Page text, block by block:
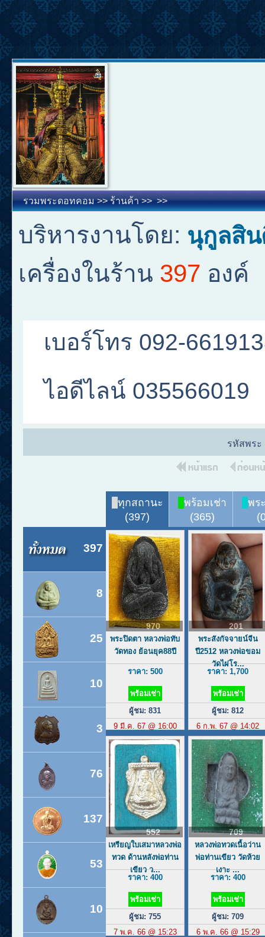
รวมพระดอทคอม>>ร้านค้า>>>>
บริหารงานโดย: นุกูลสิ
เครื่องในร้าน 397 องค์
เบอร์โทร 092-
ไอดีไลน์ 035566019
รหัสพระ
ทุกสถานะ
(397)
พร้อมเช่า
(365)
พร
397
8
25
10
3
76
137
53
10
970
พระปิดตา หลวงพ่อทับ
วัดทอง ย้อนยุค88ปี
ราคา: 500
พร้อมเช่า
ผู้ชม: 831
9 มี.ค. 67 @ 16:00
201
พระสังกัจจายน์จีน
ปี2512 หลวงพ่อขอม
วัดไผ่โร...
ราคา: 1,700
พร้อมเช่า
ผู้ชม: 812
6 ก.พ. 67 @ 14:02
552
เหรียญใบเสมาหลวงพ่อ
ทวด ด้านหลังพ่อท่าน
เขียว ว...
ราคา: 400
พร้อมเช่า
ผู้ชม: 755
7 พ.ค. 66 @ 15:23
709
หลวงพ่อทวดเนื้อว่าน
พ่อท่านเขียว วัดห้วย
เงาะ ...
ราคา: 400
พร้อมเช่า
ผู้ชม: 709
6 พ.ค. 66 @ 15:29